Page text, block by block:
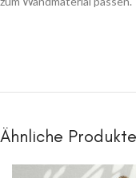
Ähnliche Produkte